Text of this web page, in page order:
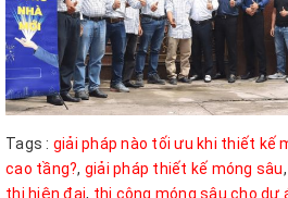
Tags : giải pháp nào tối ưu khi thiết kế
cao tầng?, giải pháp thiết kế móng sâu,
thị hiện đại, thi công móng sâu cho dự